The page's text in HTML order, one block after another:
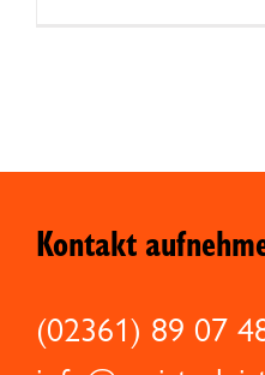
Kontakt
(02361) 89 07